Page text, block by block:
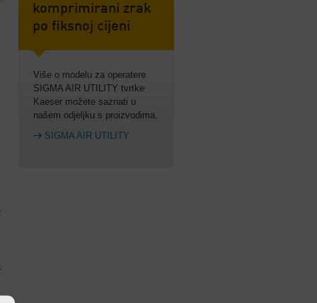
komprimirani zrak
po fiksnoj cijeni
Više o modelu za operatere
SIGMA AIR UTILITY tvrtke
Kaeser možete saznati u
našem odjeljku s proizvodima.
SIGMA AIR UTILITY